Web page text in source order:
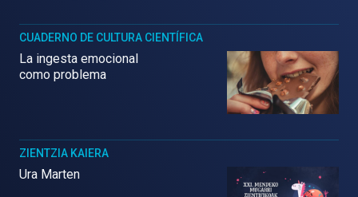
CUADERNO DE CULTURA CIENTÍFICA
La ingesta emocional
como problema
ZIENTZIA KAIERA
Ura Marten